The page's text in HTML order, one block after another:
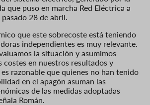
que puso en marcha Red Eléctrica a
28 de abril.
que este sobrecoste está teniendo
independientes es muy relevante.
la situación y asumimos
costes en nuestros resultados y
razonable que quienes no han tenido
en el apagón asuman las
de las medidas adoptadas
Román.